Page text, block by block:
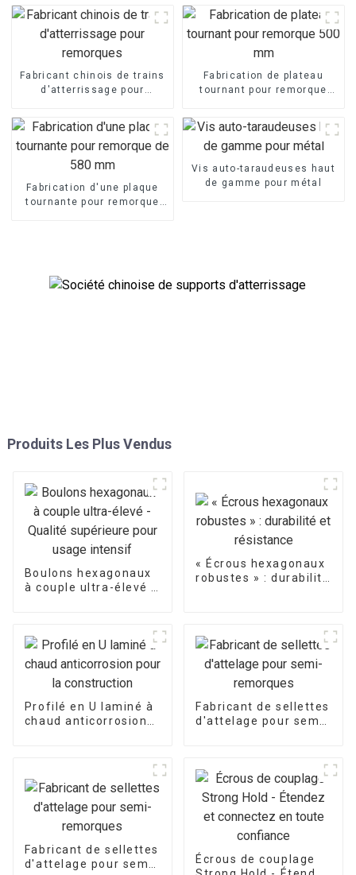
Fabricant chinois de trains
d'atterrissage pour
Fabrication de plateau
tournant pour remorque
Fabrication d'une plaque
tournante pour remorque
Vis auto-taraudeuses haut
de gamme pour métal
Produits Les Plus Vendus
Boulons hexagonaux
à couple ultra-élevé -
« Écrous hexagonaux
robustes » : durabilité
Profilé en U laminé à
chaud anticorrosion
Fabricant de sellettes
d'attelage pour semi-
Fabricant de sellettes
d'attelage pour semi-
Écrous de couplage